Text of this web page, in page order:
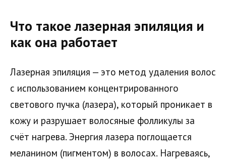
Что такое лазерная эпиляция и
как она работает
Лазерная эпиляция — это метод удаления волос
с использованием концентрированного
светового пучка (лазера), который проникает в
кожу и разрушает волосяные фолликулы за
счёт нагрева. Энергия лазера поглощается
меланином (пигментом) в волосах. Нагреваясь,